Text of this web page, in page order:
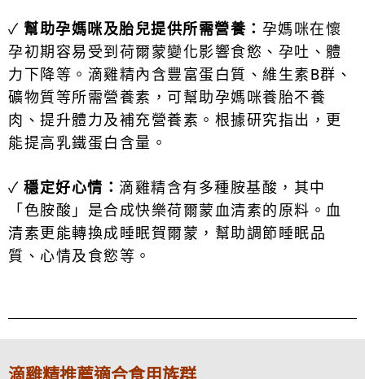
✓ 幫助孕媽咪及胎兒提供所需營養： 孕媽咪在懷
孕初期容易受到荷爾蒙變化影響食慾、孕吐、體
力下降等。滴雞精內含豐富蛋白質、維生素B群、
礦物質等所需營養素，可幫助孕媽咪養胎不養
肉、提升體力及補充營養素 。根據研究指出，更
能提高乳鐵蛋白含量。
✓ 穩定好心情： 滴雞精含有多種胺基酸，其中
「色胺酸」是合成快樂荷爾蒙血清素的原料。血
清素更能轉換成睡眠賀爾蒙，幫助調節睡眠品
質、心情及食慾等。
滴雞精推薦適合食用族群